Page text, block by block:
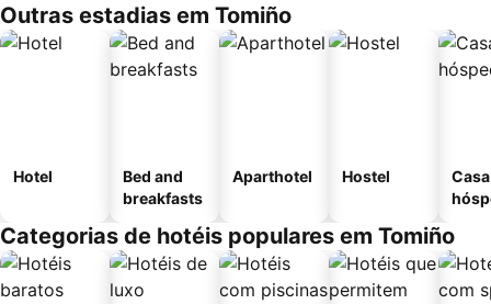
Outras estadias em Tomiño
Hotel
Bed and
breakfasts
Aparthotel Hostel
Categorias de hotéis populares em Tomiño